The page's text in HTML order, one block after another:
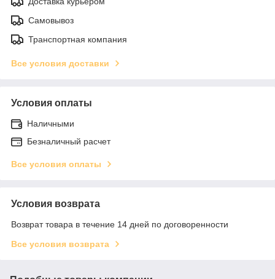
Самовывоз
Транспортная компания
Все условия доставки
Условия оплаты
Наличными
Безналичный расчет
Все условия оплаты
Условия возврата
Возврат товара в течение 14 дней по договоренности
Все условия возврата